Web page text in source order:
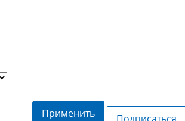
Применить